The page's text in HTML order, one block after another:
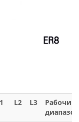
L2 L3
Рабочий
диапазон